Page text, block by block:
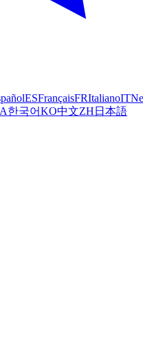
ESFrançaisFRItalianoIT
한국어KO中文ZH 日本語